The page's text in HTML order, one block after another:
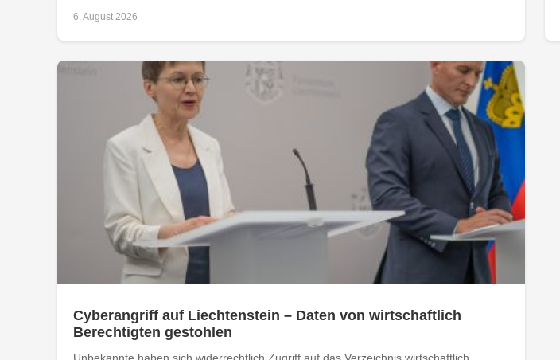
6. August 2026
Cyberangriff auf Liechtenstein – Daten von wirtschaftlich
Berechtigten gestohlen